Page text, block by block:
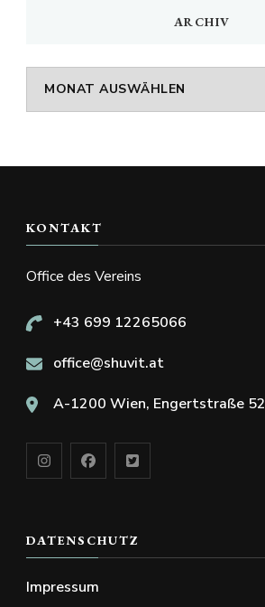
ARCHIV
Archiv
KONTAKT
Office des Vereins
+43 699 12265066
office@shuvit.at
A-1200 Wien, Engertstraße 52
DATENSCHUTZ
Impressum